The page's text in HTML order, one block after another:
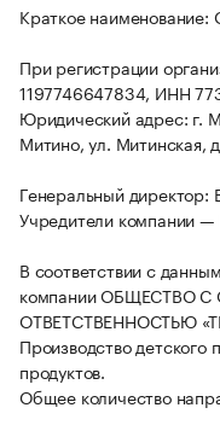
Краткое
При регистрации
1197746647834, ИНН
Юридический адрес: г.
Митино, ул. Митинская,
Генеральный директор:
Учредители компании —
В соответствии с
компании ОБЩЕСТВО
ОТВЕТСТВЕННОСТЬЮ
Производство детского
продуктов.
Общее количество